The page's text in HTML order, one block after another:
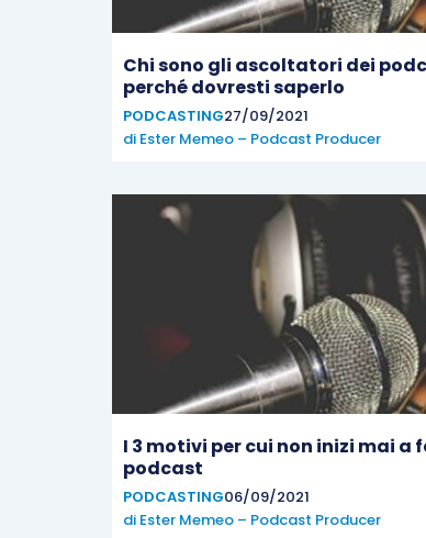
Chi sono gli ascoltatori dei
perché dovresti saperlo
PODCASTING27/09/2021
di Ester Memeo – Podcast Producer
I 3 motivi per cui non inizi mai a
podcast
PODCASTING06/09/2021
di Ester Memeo – Podcast Producer